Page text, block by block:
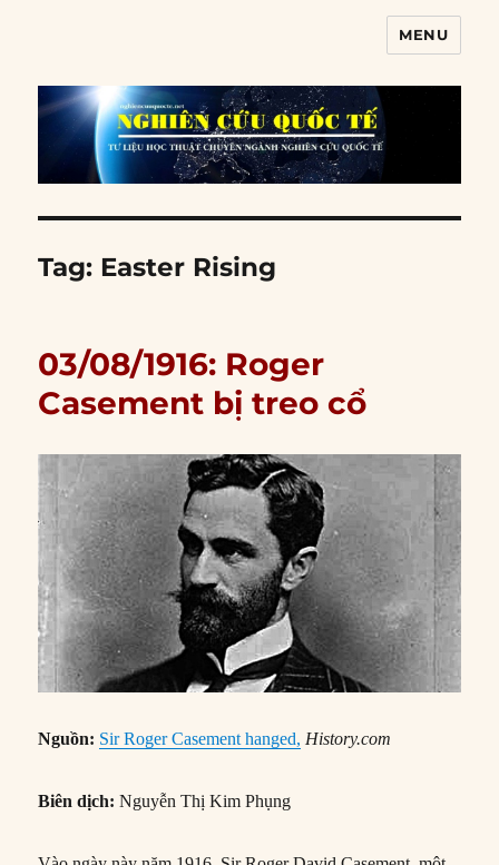
MENU
Tag: Easter Rising
03/08/1916: Roger
Casement bị treo cổ
Nguồn: Sir Roger Casement hanged, History.com
Biên dịch: Nguyễn Thị Kim Phụng